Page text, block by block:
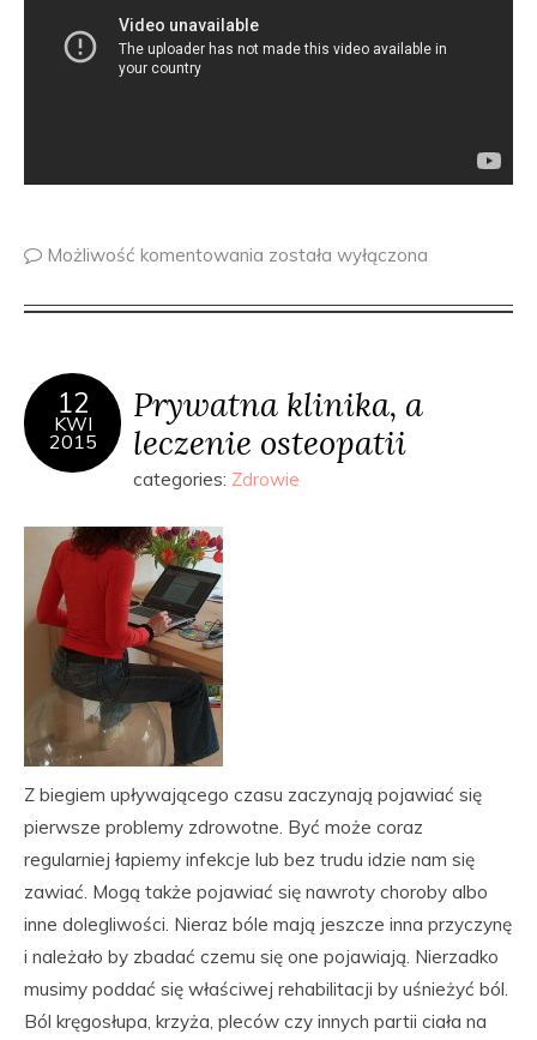
Możliwość komentowania została wyłączona
12
KWI
2015
Prywatna klinika, a
leczenie osteopatii
categories: Zdrowie
Z biegiem upływającego czasu zaczynają pojawiać się
pierwsze problemy zdrowotne. Być może coraz
regularniej łapiemy infekcje lub bez trudu idzie nam się
zawiać. Mogą także pojawiać się nawroty choroby albo
inne dolegliwości. Nieraz bóle mają jeszcze inna przyczynę
i należało by zbadać czemu się one pojawiają. Nierzadko
musimy poddać się właściwej rehabilitacji by uśnieżyć ból.
Ból kręgosłupa, krzyża, pleców czy innych partii ciała na